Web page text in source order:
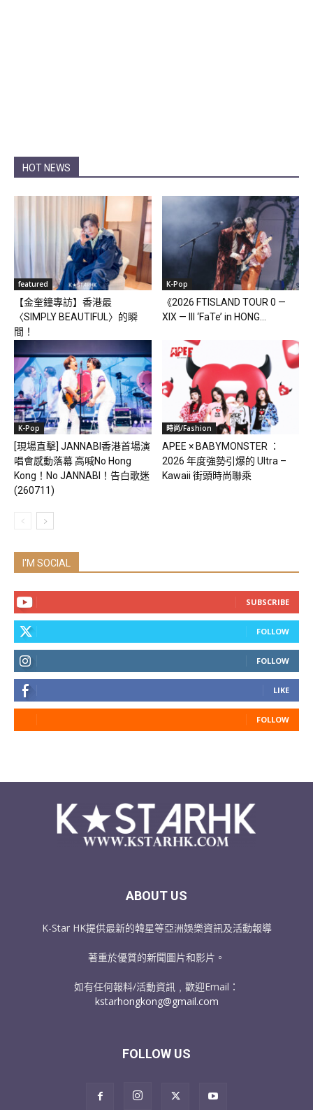
HOT NEWS
featured
【金奎鐘專訪】香港最
〈SIMPLY BEAUTIFUL〉的瞬
間！
K-Pop
《2026 FTISLAND TOUR 0 —
XIX — III ‘FaTe’ in HONG...
K-Pop
[現場直擊] JANNABI香港首場演
唱會感動落幕 高喊No Hong
Kong！No JANNABI！告白歌迷
(260711)
時尚/Fashion
APEE × BABYMONSTER ：
2026 年度強勢引爆的 Ultra –
Kawaii 街頭時尚聯乘
I'M SOCIAL
SUBSCRIBE
FOLLOW
FOLLOW
LIKE
FOLLOW
ABOUT US
K-Star HK提供最新的韓星等亞洲娛樂資訊及活動報導
著重於優質的新聞圖片和影片。
如有任何報料/活動資訊﹐歡迎Email：
kstarhongkong@gmail.com
FOLLOW US